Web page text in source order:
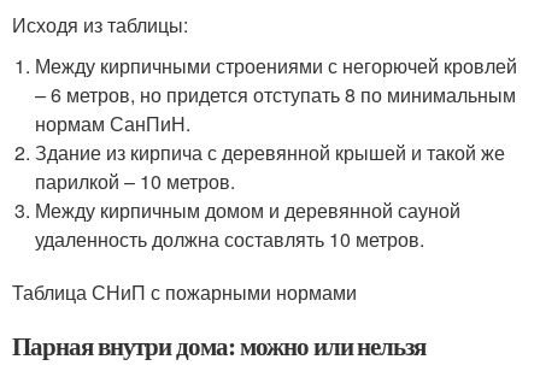
Исходя из таблицы:
Между кирпичными строениями с негорючей кровлей
– 6 метров, но придется отступать 8 по минимальным
нормам СанПиН.
Здание из кирпича с деревянной крышей и такой же
парилкой – 10 метров.
Между кирпичным домом и деревянной сауной
удаленность должна составлять 10 метров.
Таблица СНиП с пожарными нормами
Парная внутри дома: можно или нельзя